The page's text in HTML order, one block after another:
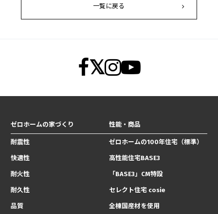
一覧に戻る
ゼロホームの家づくり
耐震性
快適性
耐火性
耐久性
品質
性能・商品
ゼロホームの100年住宅（標準）
高性能住宅BASE3
「BASE3」CM特設
セレクト住宅 cosie
全棟国産材を使用